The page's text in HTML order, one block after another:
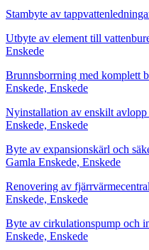
Stambyte av
Utbyte av element till
Enskede
Brunnsborrning med komplett
Enskede, Enskede
Nyinstallation av enskilt
Enskede, Enskede
Byte av expansionskärl och
Gamla Enskede, Enskede
Renovering av
Enskede, Enskede
Byte av cirkulationspump och
Enskede, Enskede